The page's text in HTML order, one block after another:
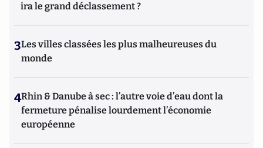
ira le grand déclassement ?
3Les villes classées les plus malheureuses du
monde
4Rhin & Danube à sec : l’autre voie d’eau dont la
fermeture pénalise lourdement l’économie
européenne